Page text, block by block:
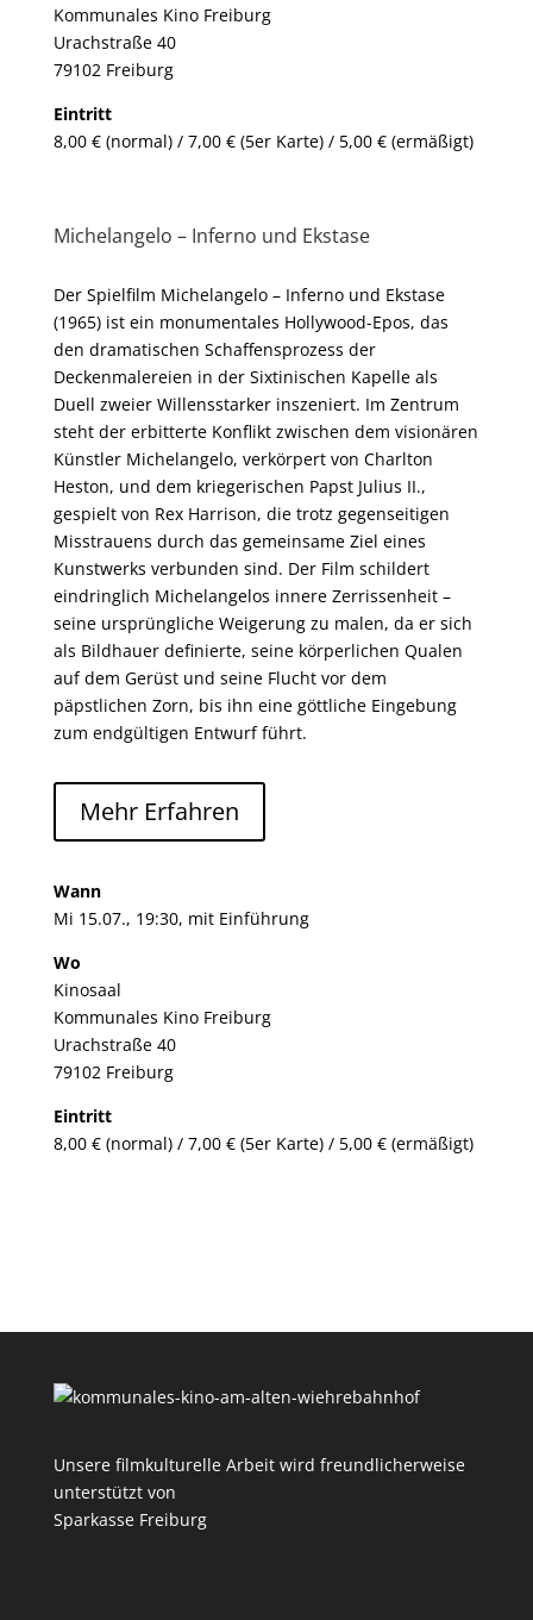
Kommunales Kino Freiburg
Urachstraße 40
79102 Freiburg
Eintritt
8,00 € (normal) / 7,00 € (5er Karte) / 5,00 € (ermäßigt)
Michelangelo – Inferno und Ekstase
Der Spielfilm Michelangelo – Inferno und Ekstase
(1965) ist ein monumentales Hollywood-Epos, das
den dramatischen Schaffensprozess der
Deckenmalereien in der Sixtinischen Kapelle als
Duell zweier Willensstarker inszeniert. Im Zentrum
steht der erbitterte Konflikt zwischen dem visionären
Künstler Michelangelo, verkörpert von Charlton
Heston, und dem kriegerischen Papst Julius II.,
gespielt von Rex Harrison, die trotz gegenseitigen
Misstrauens durch das gemeinsame Ziel eines
Kunstwerks verbunden sind. Der Film schildert
eindringlich Michelangelos innere Zerrissenheit –
seine ursprüngliche Weigerung zu malen, da er sich
als Bildhauer definierte, seine körperlichen Qualen
auf dem Gerüst und seine Flucht vor dem
päpstlichen Zorn, bis ihn eine göttliche Eingebung
zum endgültigen Entwurf führt.
Mehr Erfahren
Wann
Mi 15.07., 19:30, mit Einführung
Wo
Kinosaal
Kommunales Kino Freiburg
Urachstraße 40
79102 Freiburg
Eintritt
8,00 € (normal) / 7,00 € (5er Karte) / 5,00 € (ermäßigt)
Unsere filmkulturelle Arbeit wird freundlicherweise
unterstützt von
Sparkasse Freiburg